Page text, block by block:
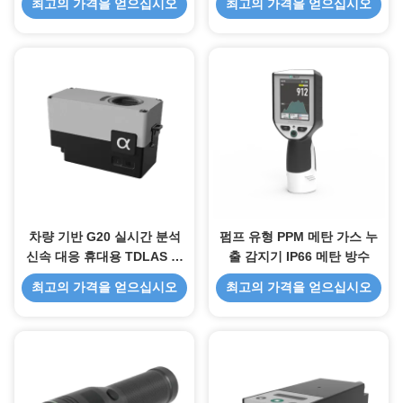
최고의 가격을 얻으십시오 최고의 가격을 얻으십시오
차량 기반 G20 실시간 분석
신속 대응 휴대용 TDLAS 레
이저 천연가스 메탄 에탄 누출
감지기
최고의 가격을 얻으십시오
펌프 유형 PPM 메탄 가스 누
출 감지기 IP66 메탄 방수
최고의 가격을 얻으십시오